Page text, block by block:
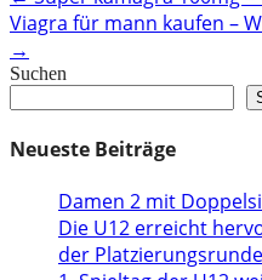
navigation
Viagra für mann kaufen –
→
Suchen
Neueste Beiträge
Damen 2 mit
Die U12 erreicht
der Platzierungsrunde